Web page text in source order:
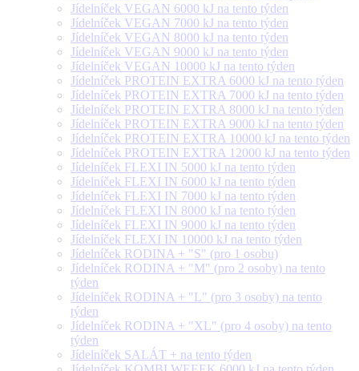
Jídelníček VEGAN 6000 kJ na tento týden
Jídelníček VEGAN 7000 kJ na tento týden
Jídelníček VEGAN 8000 kJ na tento týden
Jídelníček VEGAN 9000 kJ na tento týden
Jídelníček VEGAN 10000 kJ na tento týden
Jídelníček PROTEIN EXTRA 6000 kJ na tento týden
Jídelníček PROTEIN EXTRA 7000 kJ na tento týden
Jídelníček PROTEIN EXTRA 8000 kJ na tento týden
Jídelníček PROTEIN EXTRA 9000 kJ na tento týden
Jídelníček PROTEIN EXTRA 10000 kJ na tento týden
Jídelníček PROTEIN EXTRA 12000 kJ na tento týden
Jídelníček FLEXI IN 5000 kJ na tento týden
Jídelníček FLEXI IN 6000 kJ na tento týden
Jídelníček FLEXI IN 7000 kJ na tento týden
Jídelníček FLEXI IN 8000 kJ na tento týden
Jídelníček FLEXI IN 9000 kJ na tento týden
Jídelníček FLEXI IN 10000 kJ na tento týden
Jídelníček RODINA + "S" (pro 1 osobu)
Jídelníček RODINA + "M" (pro 2 osoby) na tento
týden
Jídelníček RODINA + "L" (pro 3 osoby) na tento
týden
Jídelníček RODINA + "XL" (pro 4 osoby) na tento
týden
Jídelníček SALÁT + na tento týden